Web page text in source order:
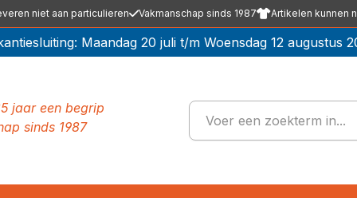
niet aan particulieren Vakmanschap sinds 1987 Artikelen kunnen
Maandag 20 juli t/m Woensdag 12 augustus
jaar een begrip
sinds 1987